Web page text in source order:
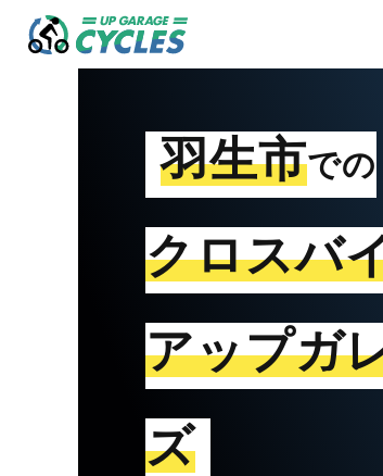
羽生市での
クロスバ
アップガ
ズ